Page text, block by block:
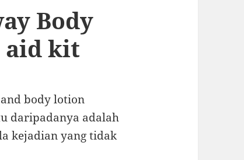
Body
aid kit
body​ lotion
daripadanya adalah
kejadian yang tidak